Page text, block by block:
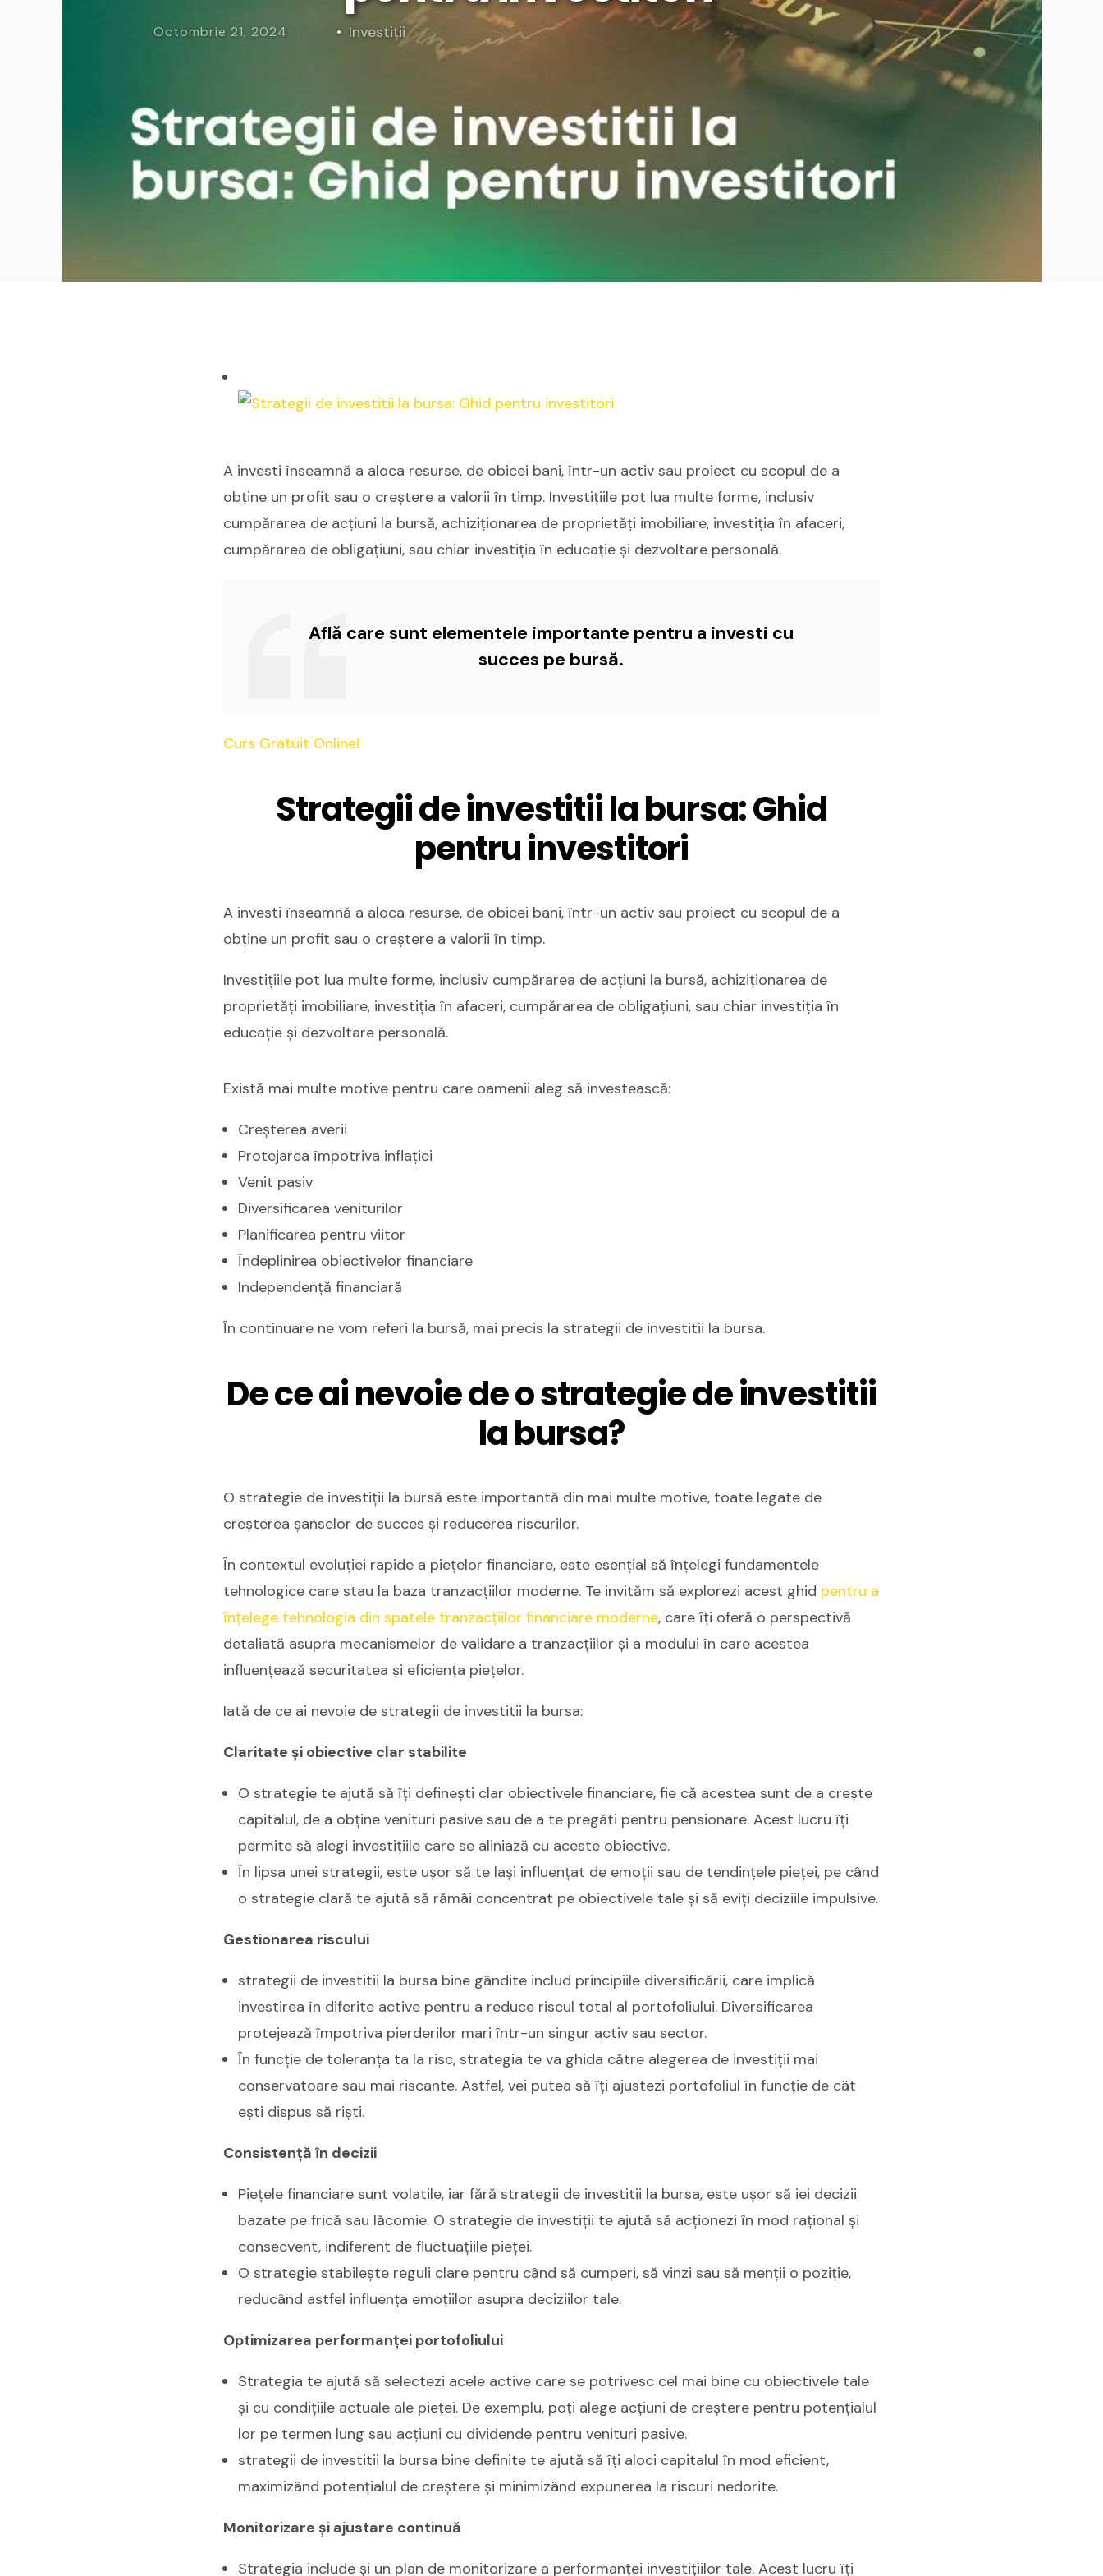
Curs Swing Trading
Curs Growth Stocks
Curs Value Investing DCF
Tool Strategia AS
Tool Calendar Integrat
Octombrie 21, 2024 Investiții
A investi înseamnă a aloca resurse, de obicei bani, într-un activ sau proiect cu scopul de a
obține un profit sau o creștere a valorii în timp. Investițiile pot lua multe forme, inclusiv
cumpărarea de acțiuni la bursă, achiziționarea de proprietăți imobiliare, investiția în afaceri,
cumpărarea de obligațiuni, sau chiar investiția în educație și dezvoltare personală.
Află care sunt elementele importante pentru a investi cu
succes pe bursă.
Curs Gratuit Online!
Strategii de investitii la bursa: Ghid
pentru investitori
A investi înseamnă a aloca resurse, de obicei bani, într-un activ sau proiect cu scopul de a
obține un profit sau o creștere a valorii în timp.
Investițiile pot lua multe forme, inclusiv cumpărarea de acțiuni la bursă, achiziționarea de
proprietăți imobiliare, investiția în afaceri, cumpărarea de obligațiuni, sau chiar investiția în
educație și dezvoltare personală.
Există mai multe motive pentru care oamenii aleg să investească:
Creșterea averii
Protejarea împotriva inflației
Venit pasiv
Diversificarea veniturilor
Planificarea pentru viitor
Îndeplinirea obiectivelor financiare
Independență financiară
În continuare ne vom referi la bursă, mai precis la strategii de investitii la bursa.
De ce ai nevoie de o strategie de investitii
la bursa?
O strategie de investiții la bursă este importantă din mai multe motive, toate legate de
creșterea șanselor de succes și reducerea riscurilor.
În contextul evoluției rapide a piețelor financiare, este esențial să înțelegi fundamentele
tehnologice care stau la baza tranzacțiilor moderne. Te invităm să explorezi acest ghid pentru a
înțelege tehnologia din spatele tranzacțiilor financiare moderne, care îți oferă o perspectivă
detaliată asupra mecanismelor de validare a tranzacțiilor și a modului în care acestea
influențează securitatea și eficiența piețelor.
Iată de ce ai nevoie de strategii de investitii la bursa:
Claritate și obiective clar stabilite
O strategie te ajută să îți definești clar obiectivele financiare, fie că acestea sunt de a crește
capitalul, de a obține venituri pasive sau de a te pregăti pentru pensionare. Acest lucru îți
permite să alegi investițiile care se aliniază cu aceste obiective.
În lipsa unei strategii, este ușor să te lași influențat de emoții sau de tendințele pieței, pe când
o strategie clară te ajută să rămâi concentrat pe obiectivele tale și să eviți deciziile impulsive.
Gestionarea riscului
strategii de investitii la bursa bine gândite includ principiile diversificării, care implică
investirea în diferite active pentru a reduce riscul total al portofoliului. Diversificarea
protejează împotriva pierderilor mari într-un singur activ sau sector.
În funcție de toleranța ta la risc, strategia te va ghida către alegerea de investiții mai
conservatoare sau mai riscante. Astfel, vei putea să îți ajustezi portofoliul în funcție de cât
ești dispus să riști.
Consistență în decizii
Piețele financiare sunt volatile, iar fără strategii de investitii la bursa, este ușor să iei decizii
bazate pe frică sau lăcomie. O strategie de investiții te ajută să acționezi în mod rațional și
consecvent, indiferent de fluctuațiile pieței.
O strategie stabilește reguli clare pentru când să cumperi, să vinzi sau să menții o poziție,
reducând astfel influența emoțiilor asupra deciziilor tale.
Optimizarea performanței portofoliului
Strategia te ajută să selectezi acele active care se potrivesc cel mai bine cu obiectivele tale
și cu condițiile actuale ale pieței. De exemplu, poți alege acțiuni de creștere pentru potențialul
lor pe termen lung sau acțiuni cu dividende pentru venituri pasive.
strategii de investitii la bursa bine definite te ajută să îți aloci capitalul în mod eficient,
maximizând potențialul de creștere și minimizând expunerea la riscuri nedorite.
Monitorizare și ajustare continuă
Strategia include și un plan de monitorizare a performanței investițiilor tale. Acest lucru îți